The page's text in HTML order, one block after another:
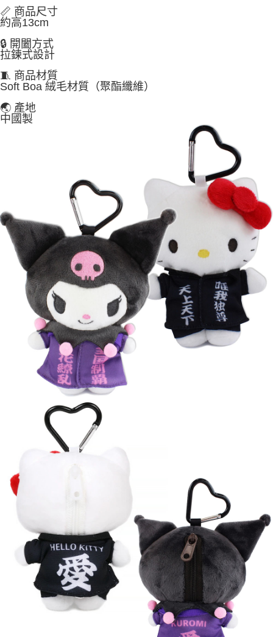
📏 商品尺寸
約高13cm
🔒 開闔方式
拉鍊式設計
🧵 商品材質
Soft Boa 絨毛材質（聚酯纖維）
🌏 產地
中國製